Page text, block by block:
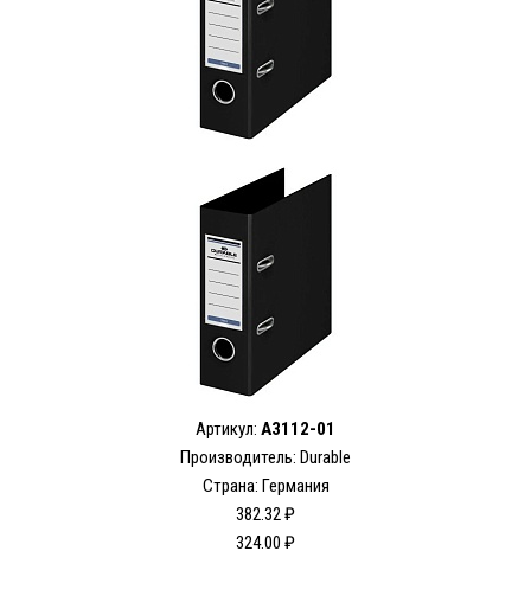
Артикул: A3112-01
Производитель: Durable
Страна: Германия
382.32 ₽
324.00 ₽